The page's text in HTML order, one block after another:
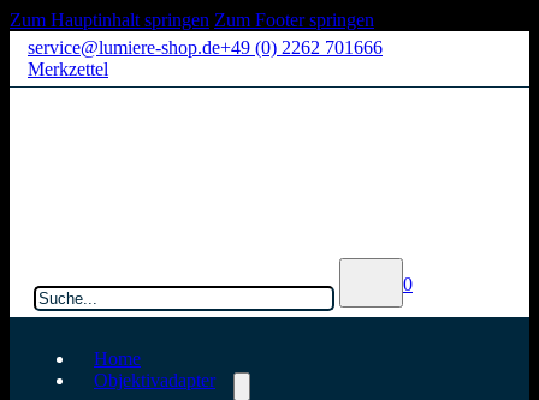
Zum Hauptinhalt springen Zum Footer springen
service@lumiere-shop.de+49 (0) 2262 701666
Merkzettel
0
Home
Objektivadapter